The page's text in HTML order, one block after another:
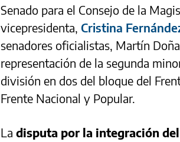
Senado para el Consejo de la
vicepresidenta, Cristina
senadores oficialistas, Martín
representación de la segunda
división en dos del bloque del
Frente Nacional y Popular.
La disputa por la integración